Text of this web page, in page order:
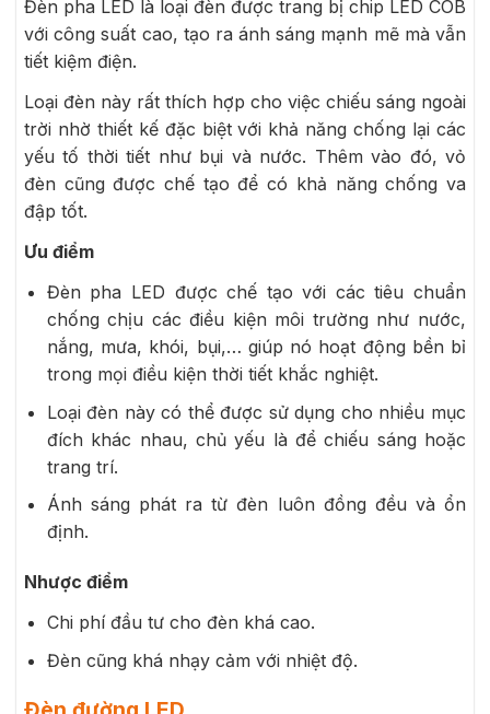
Đèn pha LED là loại đèn được trang bị chip LED COB
với công suất cao, tạo ra ánh sáng mạnh mẽ mà vẫn
tiết kiệm điện.
Loại đèn này rất thích hợp cho việc chiếu sáng ngoài
trời nhờ thiết kế đặc biệt với khả năng chống lại các
yếu tố thời tiết như bụi và nước. Thêm vào đó, vỏ
đèn cũng được chế tạo để có khả năng chống va
đập tốt.
Ưu điểm
Đèn pha LED được chế tạo với các tiêu chuẩn
chống chịu các điều kiện môi trường như nước,
nắng, mưa, khói, bụi,… giúp nó hoạt động bền bỉ
trong mọi điều kiện thời tiết khắc nghiệt.
Loại đèn này có thể được sử dụng cho nhiều mục
đích khác nhau, chủ yếu là để chiếu sáng hoặc
trang trí.
Ánh sáng phát ra từ đèn luôn đồng đều và ổn
định.
Nhược điểm
Chi phí đầu tư cho đèn khá cao.
Đèn cũng khá nhạy cảm với nhiệt độ.